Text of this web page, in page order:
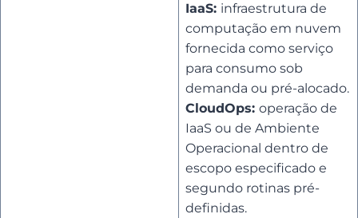
IaaS: infraestrutura de
computação em nuvem
fornecida como serviço
para consumo sob
demanda ou pré-alocado.
CloudOps: operação de
IaaS ou de Ambiente
Operacional dentro de
escopo especificado e
segundo rotinas pré-
definidas.